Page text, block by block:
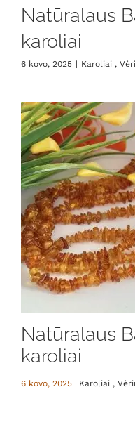
Natūralaus
karoliai
6 kovo, 2025 | Karoliai ,
Natūralaus
karoliai
6 kovo, 2025 Karoliai ,